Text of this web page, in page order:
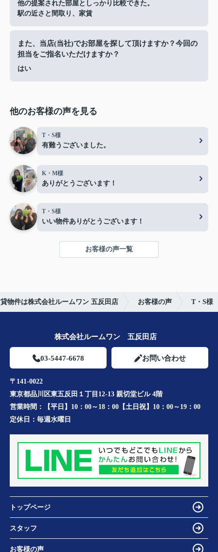
他の提案された部屋としっかり比較できた。
駅の近さと間取り、家賃
また、当店(当社)でお部屋を探して頂けますか？今回の
担当をご指名いただけますか？
はい
他のお客様の声を見る
T・S様
有難うございました。
K・M様
ありがとうございます！
T・S様
いい物件ありがとうございます！
お客様の声一覧
物件は株式会社ルームワン 五反田店 お客様の声 T・S様
株式会社ルームワン 五反田店
03-5447-6678 お問い合わせ
〒141-0022
東京都品川区東五反田１丁目12-13 親切堂ビル 4階
営業時間：
【平日】10：00～18：00【土日祝】10：00～19：00
定休日： 毎週水曜日
トップページ
スタッフ
お客様の声